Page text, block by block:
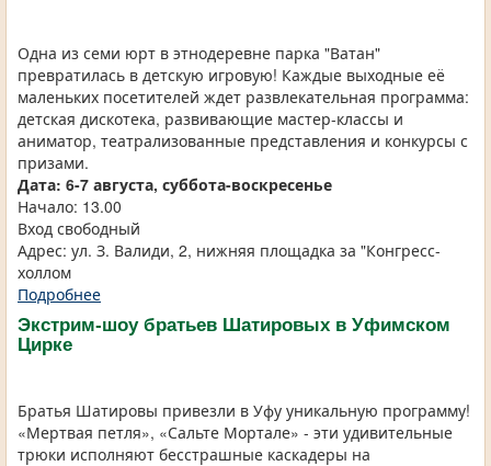
Одна из семи юрт в этнодеревне парка "Ватан"
превратилась в детскую игровую! Каждые выходные её
маленьких посетителей ждет развлекательная программа:
детская дискотека, развивающие мастер-классы и
аниматор, театрализованные представления и конкурсы с
призами.
Дата: 6-7 августа, суббота-воскресенье
Начало: 13.00
Вход свободный
Адрес: ул. З. Валиди, 2, нижняя площадка за "Конгресс-
холлом
Подробнее
Экстрим-шоу братьев Шатировых в Уфимском
Цирке
Братья Шатировы привезли в Уфу уникальную программу!
«Мертвая петля», «Сальте Мортале» - эти удивительные
трюки исполняют бесстрашные каскадеры на